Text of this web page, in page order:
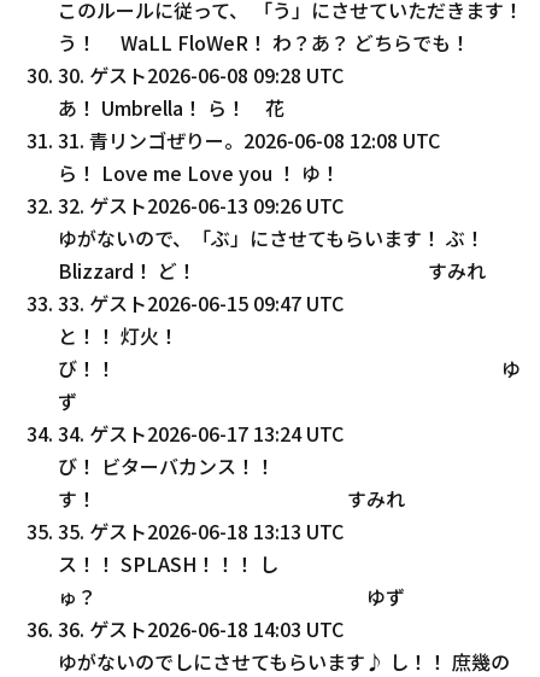
このルールに従って、 「う」にさせていただきます！
う！ WaLL FloWeR！ わ？あ？ どちらでも！
30. ゲスト2026-06-08 09:28 UTC
あ！ Umbrella！ ら！ 花
31. 青リンゴぜりー。 2026-06-08 12:08 UTC
ら！ Love me Love you ！ ゆ！
32. ゲスト2026-06-13 09:26 UTC
ゆがないので、「ぶ」にさせてもらいます！ ぶ！
Blizzard！ ど！ すみれ
33. ゲスト2026-06-15 09:47 UTC
と！！ 灯火！
び！！ ゆ
ず
34. ゲスト2026-06-17 13:24 UTC
び！ ビターバカンス！！
す！ すみれ
35. ゲスト2026-06-18 13:13 UTC
ス！！ SPLASH！！！ し
ゅ？ ゆず
36. ゲスト2026-06-18 14:03 UTC
ゆがないのでしにさせてもらいます♪ し！！ 庶幾の